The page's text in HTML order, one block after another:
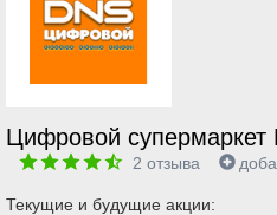
Цифровой супермаркет
2 отзыва
Текущие и будущие акции: